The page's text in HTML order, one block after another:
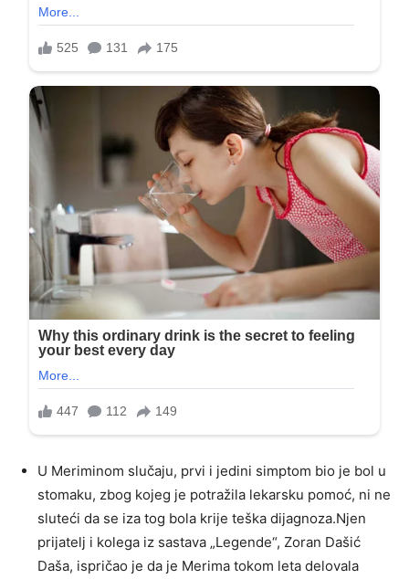
U Meriminom slučaju, prvi i jedini simptom bio je bol u
stomaku, zbog kojeg je potražila lekarsku pomoć, ni ne
sluteći da se iza tog bola krije teška dijagnoza.Njen
prijatelj i kolega iz sastava „Legende“, Zoran Dašić
Daša, ispričao je da je Merima tokom leta delovala